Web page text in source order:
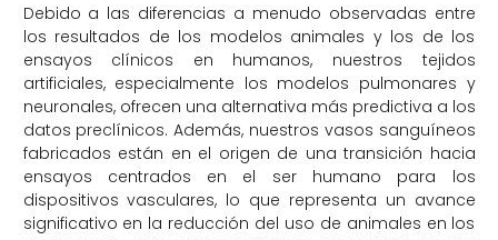
Debido a las diferencias a menudo observadas entre
los resultados de los modelos animales y los de los
ensayos clínicos en humanos, nuestros tejidos
artificiales, especialmente los modelos pulmonares y
neuronales, ofrecen una alternativa más predictiva a los
datos preclínicos. Además, nuestros vasos sanguíneos
fabricados están en el origen de una transición hacia
ensayos centrados en el ser humano para los
dispositivos vasculares, lo que representa un avance
significativo en la reducción del uso de animales en los